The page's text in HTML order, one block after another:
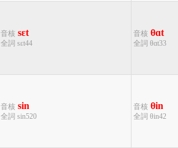
音核 sɛt
全詞 sɛt44
音核 θɑt
全詞 θɑt33
音核 sin
全詞 sin520
音核 θin
全詞 θin42